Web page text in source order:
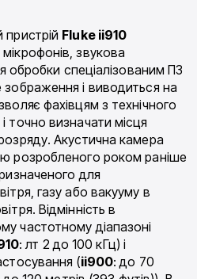
Fluke ii910
звукова
обробки спеціалізованим ПЗ
і виводиться на
фахівцям з технічного
точно визначати місця
Акустична камера
розробленого роком раніше
для
газу або вакууму в
Відмінність в
частотному діапазоні
: лт 2 до 100 кГц) і
(ii900: до 70